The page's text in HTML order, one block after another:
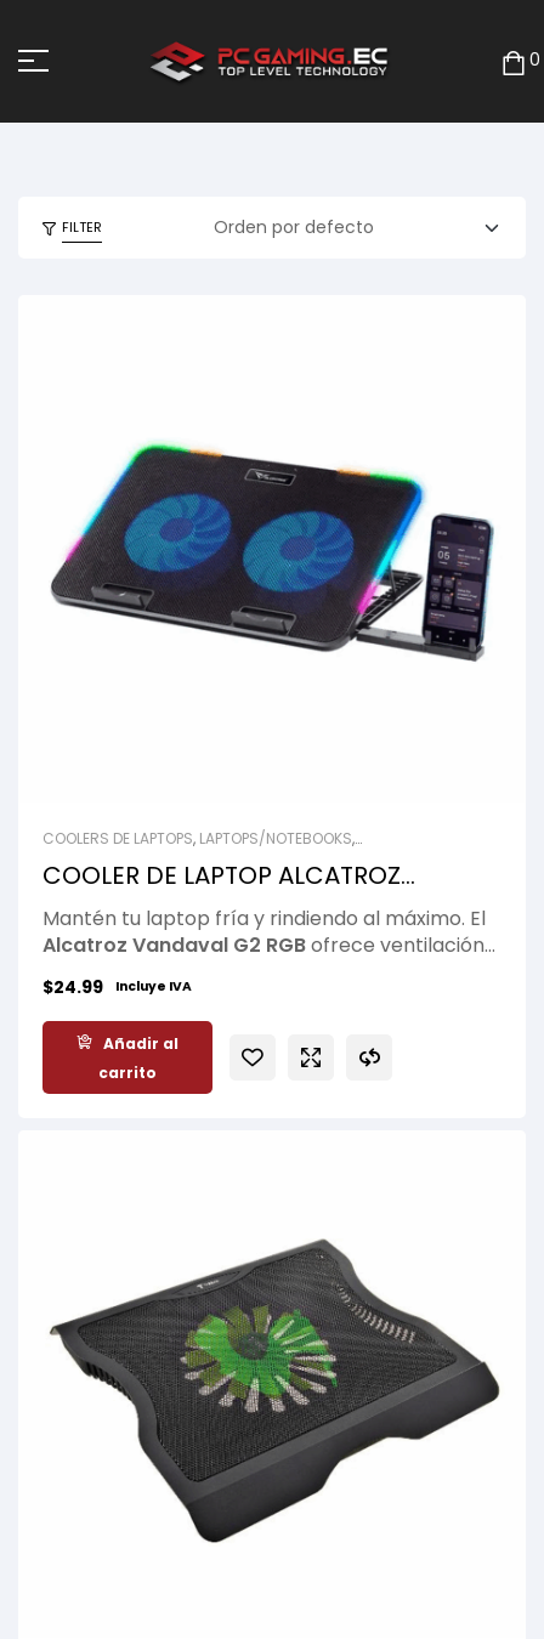
0
FILTER
COOLERS DE LAPTOPS, LAPTOPS/NOTEBOOKS,
VENTILADORES/FANS
COOLER DE LAPTOP ALCATROZ
Mantén tu laptop fría y rindiendo al máximo. El
Alcatroz Vandaval G2 RGBofrece ventilación
para mejorar el rendimiento y estilo de tu setup.
Ideal para gaming, trabajo intenso y largas
sesiones sin sobrecalentamiento, con la calidad
Alcatroz
$24.99 Incluye IVA
Añadir al
carrito